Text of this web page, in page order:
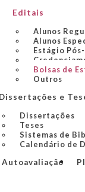
Editais
Alunos
Alunos
Estágio
Bolsas de
Outros
Dissertações e
Dissertações
Teses
Sistemas de
Calendário de
Autoavaliação